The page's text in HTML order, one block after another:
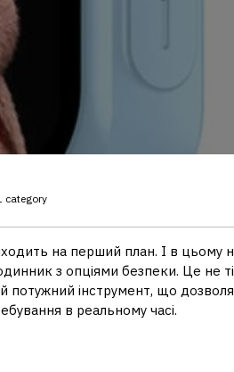
category
на перший план. І в цьому
з опціями безпеки. Це не
потужний інструмент, що
в реальному часі.